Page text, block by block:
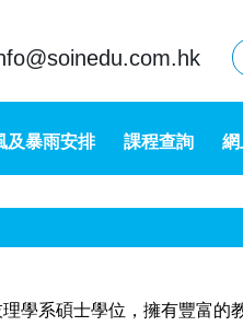
及暴雨安排 課程查詢
學系碩士學位，擁有豐富的